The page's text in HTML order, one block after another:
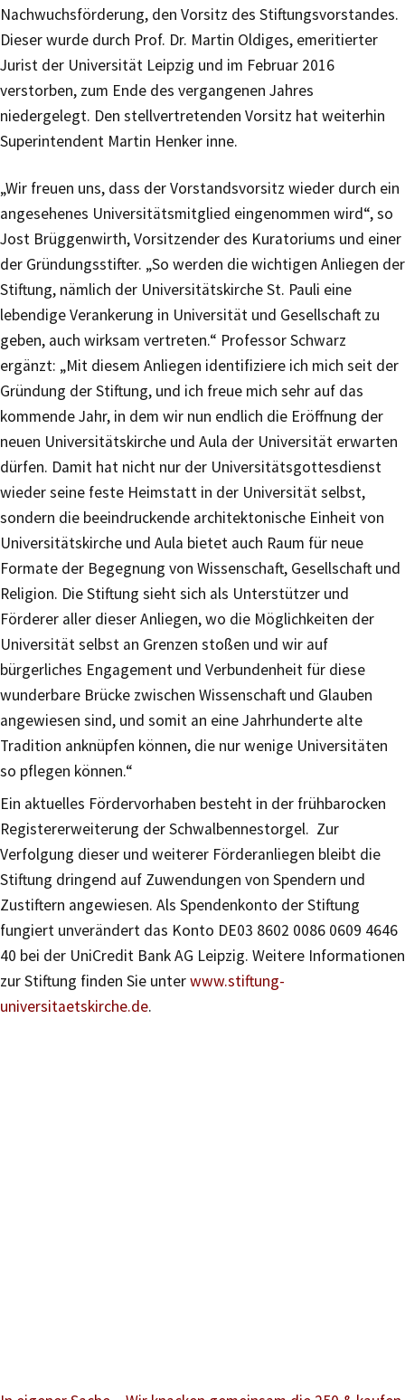
Nachwuchsförderung, den Vorsitz des Stiftungsvorstandes.
Dieser wurde durch Prof. Dr. Martin Oldiges, emeritierter
Jurist der Universität Leipzig und im Februar 2016
verstorben, zum Ende des vergangenen Jahres
niedergelegt. Den stellvertretenden Vorsitz hat weiterhin
Superintendent Martin Henker inne.
„Wir freuen uns, dass der Vorstandsvorsitz wieder durch ein
angesehenes Universitätsmitglied eingenommen wird“, so
Jost Brüggenwirth, Vorsitzender des Kuratoriums und einer
der Gründungsstifter. „So werden die wichtigen Anliegen der
Stiftung, nämlich der Universitätskirche St. Pauli eine
lebendige Verankerung in Universität und Gesellschaft zu
geben, auch wirksam vertreten.“ Professor Schwarz
ergänzt: „Mit diesem Anliegen identifiziere ich mich seit der
Gründung der Stiftung, und ich freue mich sehr auf das
kommende Jahr, in dem wir nun endlich die Eröffnung der
neuen Universitätskirche und Aula der Universität erwarten
dürfen. Damit hat nicht nur der Universitätsgottesdienst
wieder seine feste Heimstatt in der Universität selbst,
sondern die beeindruckende architektonische Einheit von
Universitätskirche und Aula bietet auch Raum für neue
Formate der Begegnung von Wissenschaft, Gesellschaft und
Religion. Die Stiftung sieht sich als Unterstützer und
Förderer aller dieser Anliegen, wo die Möglichkeiten der
Universität selbst an Grenzen stoßen und wir auf
bürgerliches Engagement und Verbundenheit für diese
wunderbare Brücke zwischen Wissenschaft und Glauben
angewiesen sind, und somit an eine Jahrhunderte alte
Tradition anknüpfen können, die nur wenige Universitäten
so pflegen können.“
Ein aktuelles Fördervorhaben besteht in der frühbarocken
Registererweiterung der Schwalbennestorgel. Zur
Verfolgung dieser und weiterer Förderanliegen bleibt die
Stiftung dringend auf Zuwendungen von Spendern und
Zustiftern angewiesen. Als Spendenkonto der Stiftung
fungiert unverändert das Konto DE03 8602 0086 0609 4646
40 bei der UniCredit Bank AG Leipzig. Weitere Informationen
zur Stiftung finden Sie unterwww.stiftung-
universitaetskirche.de.